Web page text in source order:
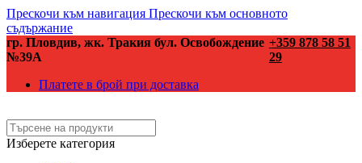
Прескочи към навигация Прескочи към основното
съдържание
гр. Пловдив, жк. Тракия бул. Освобождение
№39А
+359 878 58 51
29
Платете в брой при доставка
Изберете категория